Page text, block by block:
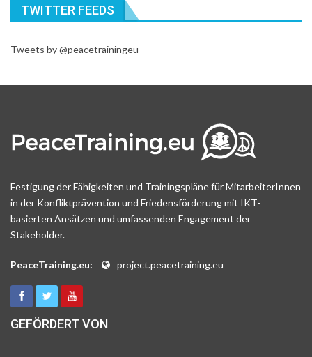
TWITTER FEEDS
Tweets by @peacetrainingeu
Festigung der Fähigkeiten und Trainingspläne für MitarbeiterInnen
in der Konfliktprävention und Friedensförderung mit IKT-
basierten Ansätzen und umfassenden Engagement der
Stakeholder.
PeaceTraining.eu: project.peacetraining.eu
GEFÖRDERT VON